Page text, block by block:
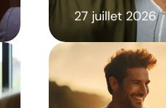
27 juillet 2026